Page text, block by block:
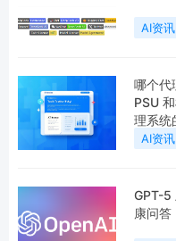
AI资讯
哪个代
PSU
理系统
AI资讯
GPT-5
康问答